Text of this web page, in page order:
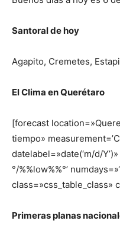
Santoral de hoy
Agapito, Cremetes,
El Clima en Querétaro
[forecast
tiempo»
datelabel=»date(‘m/d/
°/%%low%%°’
class=»css_table_class»
Primeras planas